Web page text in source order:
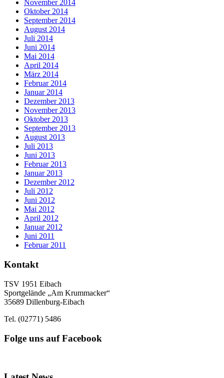
November 2014
Oktober 2014
September 2014
August 2014
Juli 2014
Juni 2014
Mai 2014
April 2014
März 2014
Februar 2014
Januar 2014
Dezember 2013
November 2013
Oktober 2013
September 2013
August 2013
Juli 2013
Juni 2013
Februar 2013
Januar 2013
Dezember 2012
Juli 2012
Juni 2012
Mai 2012
April 2012
Januar 2012
Juni 2011
Februar 2011
Kontakt
TSV 1951 Eibach
Sportgelände „Am Krummacker“
35689 Dillenburg-Eibach
Tel. (02771) 5486
Folge uns auf Facebook